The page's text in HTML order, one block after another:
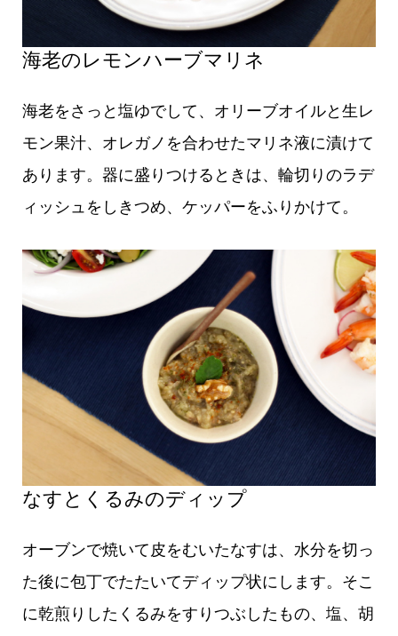
海老のレモンハーブマリネ
海老をさっと塩ゆでして、オリーブオイルと生レ
モン果汁、オレガノを合わせたマリネ液に漬けて
あります。器に盛りつけるときは、輪切りのラデ
ィッシュをしきつめ、ケッパーをふりかけて。
なすとくるみのディップ
オーブンで焼いて皮をむいたなすは、水分を切っ
た後に包丁でたたいてディップ状にします。そこ
に乾煎りしたくるみをすりつぶしたもの、塩、胡